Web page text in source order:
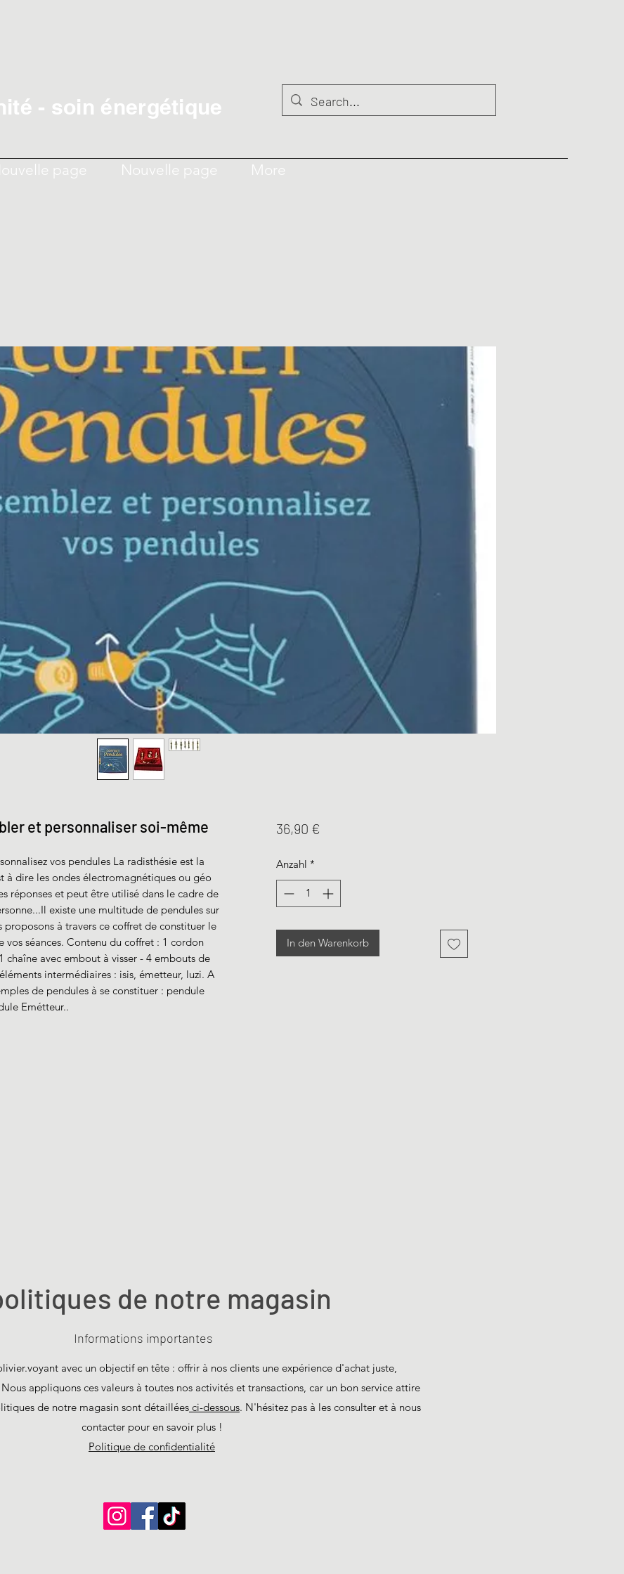
- soin énergétique
page Nouvelle page More
et personnaliser soi-même
vos pendules La radisthésie est la
à dire les ondes électromagnétiques ou géo
réponses et peut être utilisé dans le cadre de
existe une multitude de pendules sur
à travers ce coffret de constituer le
vos séances. Contenu du coffret : 1 cordon
avec embout à visser - 4 embouts de
intermédiaires : isis, émetteur, luzi. A
de pendules à se constituer : pendule
Emétteur..
36,90 €
Anzahl *
In den Warenkorb
de notre magasin
Informations importantes
avec un objectif en tête : offrir à nos clients une expérience d'achat juste,
appliquons ces valeurs à toutes nos activités et transactions, car un bon service attire
de notre magasin sont détaillées ci-dessous. N'hésitez pas à les consulter et à nous
contacter pour en savoir plus !
Politique de confidentialité